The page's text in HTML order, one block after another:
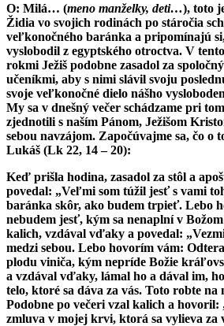
O: Milá… (meno manželky, deti…), toto
Židia vo svojich rodinách po stáročia
veľkonočného baránka a pripomínajú
vyslobodil z egyptského otroctva. V
rokmi Ježiš podobne zasadol za
učeníkmi, aby s nimi slávil svoju
svoje veľkonočné dielo nášho
My sa v dnešný večer schádzame pri
zjednotili s naším Pánom, Ježišom
sebou navzájom. Započúvajme sa, čo o
Lukáš (Lk 22, 14 – 20):
Keď prišla hodina, zasadol za stôl a
povedal: „Veľmi som túžil jesť s vami
baránka skôr, ako budem trpieť. Lebo
nebudem jesť, kým sa nenaplní v
kalich, vzdával vďaky a povedal:
medzi sebou. Lebo hovorím vám:
plodu viniča, kým nepríde Božie
a vzdával vďaky, lámal ho a dával im,
telo, ktoré sa dáva za vás. Toto robte
Podobne po večeri vzal kalich a hovoril:
zmluva v mojej krvi, ktorá sa vylieva za